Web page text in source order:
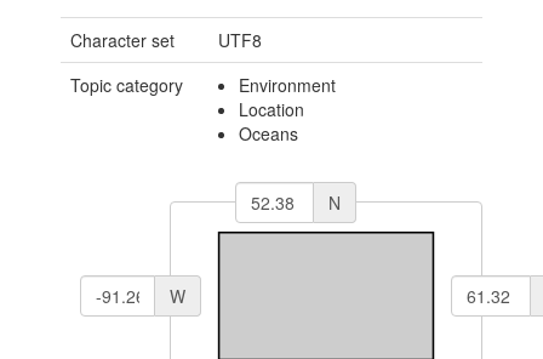
Character set
UTF8
Topic category
Environment
Location
Oceans
N
W